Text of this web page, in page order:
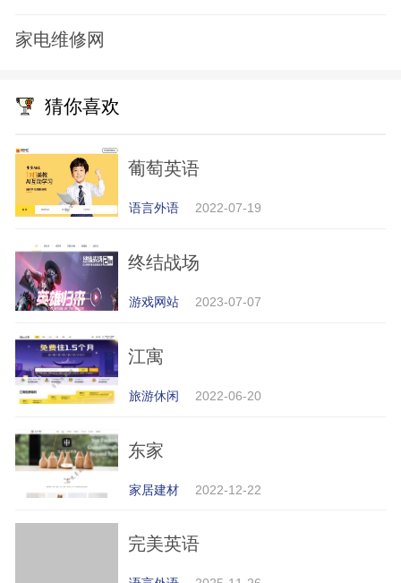
家电维修网
猜你喜欢
葡萄英语
语言外语 2022-07-19
终结战场
游戏网站 2023-07-07
江寓
旅游休闲 2022-06-20
东家
家居建材 2022-12-22
完美英语